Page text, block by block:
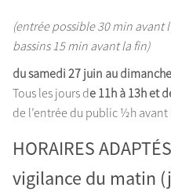
(entrée possible 30 min avant
bassins 15 min avant la fin)
du samedi 27 juin au
Tous les jours de 11h à 13h et
de l’entrée du public ½h avant
HORAIRES
vigilance du matin